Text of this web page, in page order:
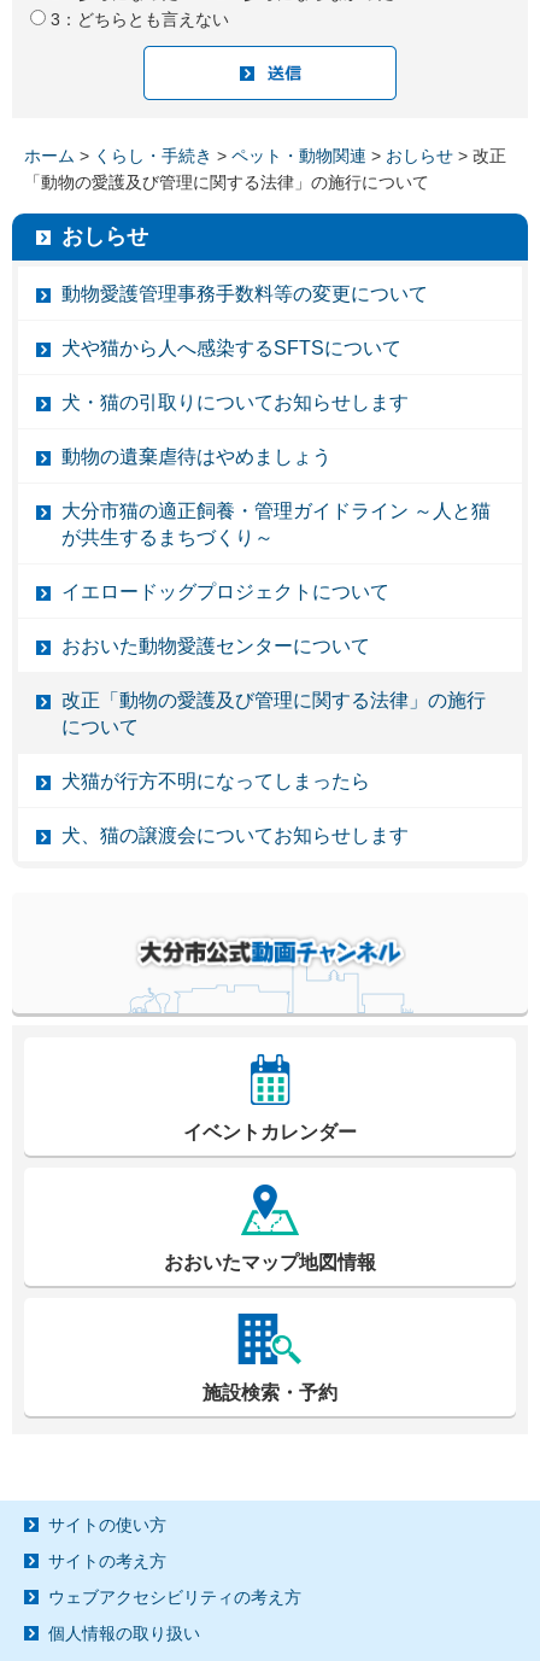
3：どちらとも言えない
ホーム > くらし・手続き > ペット・動物関連 > おしらせ > 改正
「動物の愛護及び管理に関する法律」の施行について
おしらせ
動物愛護管理事務手数料等の変更について
犬や猫から人へ感染するSFTSについて
犬・猫の引取りについてお知らせします
動物の遺棄虐待はやめましょう
大分市猫の適正飼養・管理ガイドライン ～人と猫
が共生するまちづくり～
イエロードッグプロジェクトについて
おおいた動物愛護センターについて
改正「動物の愛護及び管理に関する法律」の施行
について
犬猫が行方不明になってしまったら
犬、猫の譲渡会についてお知らせします
イベントカレンダー
おおいたマップ地図情報
施設検索・予約
サイトの使い方
サイトの考え方
ウェブアクセシビリティの考え方
個人情報の取り扱い